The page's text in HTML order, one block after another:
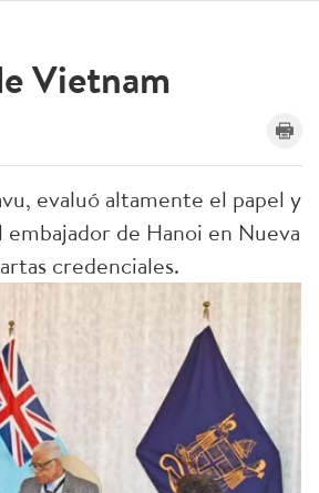
Vietnam
evaluó altamente el papel y
de Hanoi en Nueva
credenciales.